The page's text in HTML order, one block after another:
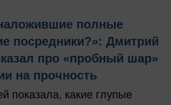
полные
посредники?»: Дмитрий
про «пробный шар»
на прочность
показала, какие глупые